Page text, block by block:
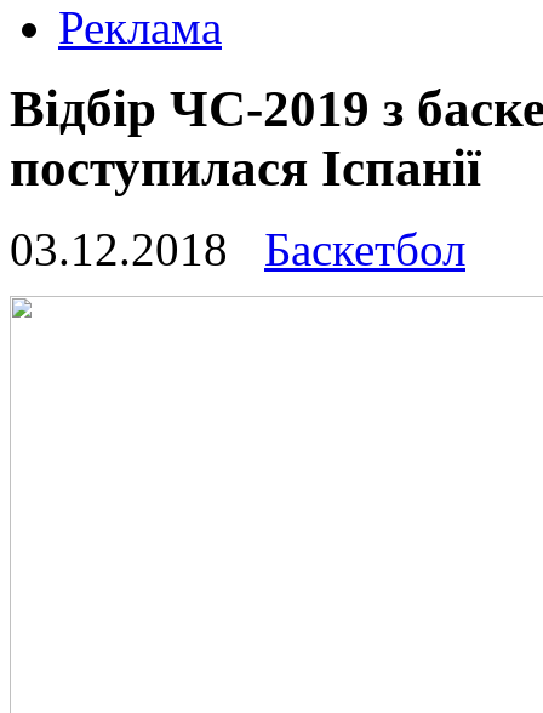
Реклама
Відбір ЧС-2019 з
поступилася Іспанії
03.12.2018 Баскетбол